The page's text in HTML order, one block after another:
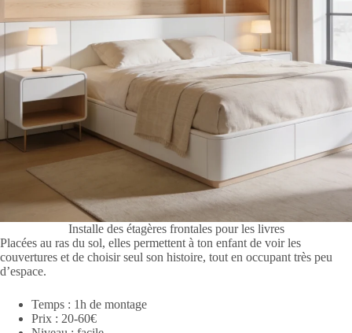
Installe des étagères frontales pour les livres
Placées au ras du sol, elles permettent à ton enfant de voir les
couvertures et de choisir seul son histoire, tout en occupant très peu
d’espace.
Temps : 1h de montage
Prix : 20-60€